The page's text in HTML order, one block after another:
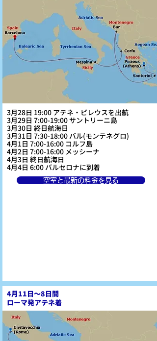
3月28日 19:00 アテネ・ピレウスを出航
3月29日 7:00-19:00 サントリーニ島
3月30日 終日航海日
3月31日 7:30-18:00 バル(モンテネグロ)
4月1日 7:00-16:00 コルフ島
4月2日 7:00-16:00 メッシーナ
4月3日 終日航海日
4月4日 6:00 バルセロナに到着
空室と最新の料金を見る
4月11日～8日間
ローマ発アテネ着